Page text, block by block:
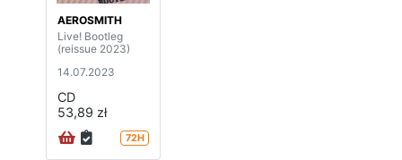
AEROSMITH
Live! Bootleg
(reissue 2023)
14.07.2023
CD
53,89 zł
72H